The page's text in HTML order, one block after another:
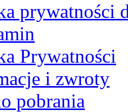
prywatności
Prywatności
i zwroty
pobrania